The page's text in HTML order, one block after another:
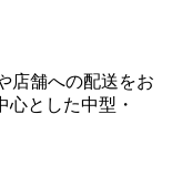
店舗への配送をお
とした中型・